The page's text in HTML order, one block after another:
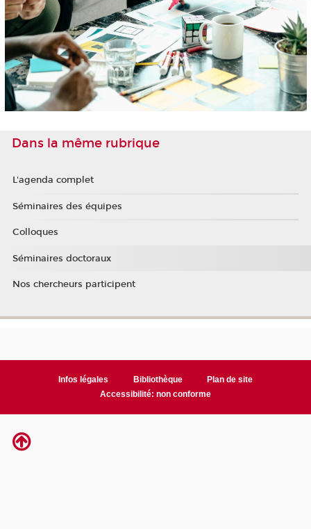
Dans la même rubrique
L'agenda complet
Séminaires des équipes
Colloques
Séminaires doctoraux
Nos chercheurs participent
Infos légales Bibliothèque
Plan de site
Accessibilité: non conforme